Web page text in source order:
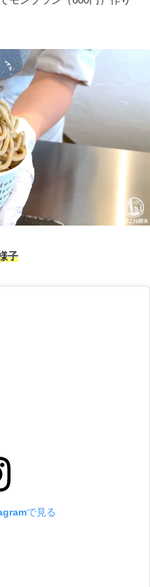
子
で見る